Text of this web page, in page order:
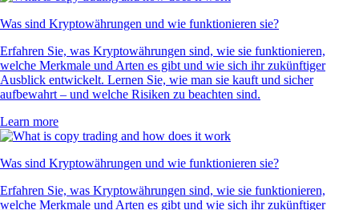
Was sind Kryptowährungen und wie funktionieren sie?
Erfahren Sie, was Kryptowährungen sind, wie sie funktionieren,
welche Merkmale und Arten es gibt und wie sich ihr zukünftiger
Ausblick entwickelt. Lernen Sie, wie man sie kauft und sicher
aufbewahrt – und welche Risiken zu beachten sind.
Learn more
Was sind Kryptowährungen und wie funktionieren sie?
Erfahren Sie, was Kryptowährungen sind, wie sie funktionieren,
welche Merkmale und Arten es gibt und wie sich ihr zukünftiger